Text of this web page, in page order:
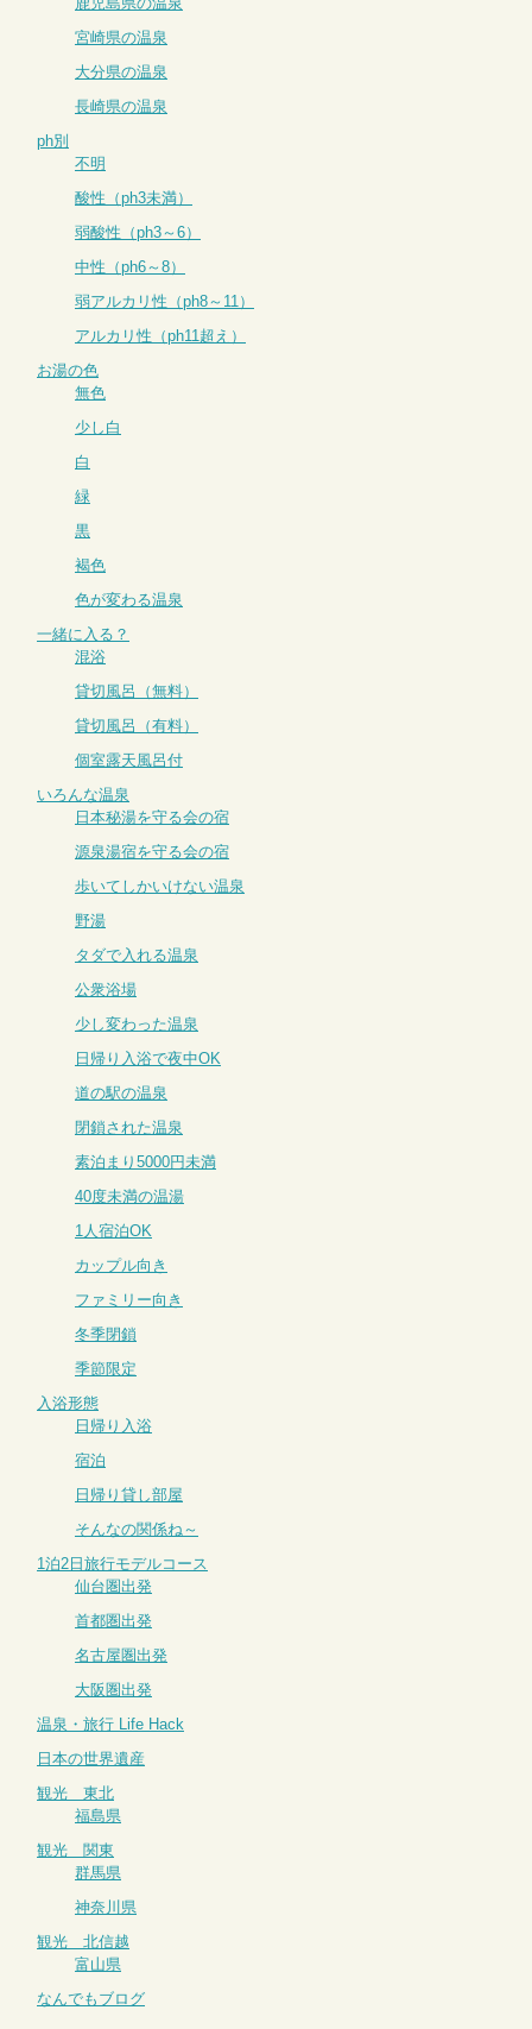
宮崎県の温泉
大分県の温泉
長崎県の温泉
ph別
不明
酸性（ph3未満）
弱酸性（ph3～6）
中性（ph6～8）
弱アルカリ性（ph8～11）
アルカリ性（ph11超え）
お湯の色
無色
少し白
白
緑
黒
褐色
色が変わる温泉
一緒に入る？
混浴
貸切風呂（無料）
貸切風呂（有料）
個室露天風呂付
いろんな温泉
日本秘湯を守る会の宿
源泉湯宿を守る会の宿
歩いてしかいけない温泉
野湯
タダで入れる温泉
公衆浴場
少し変わった温泉
日帰り入浴で夜中OK
道の駅の温泉
閉鎖された温泉
素泊まり5000円未満
40度未満の温湯
1人宿泊OK
カップル向き
ファミリー向き
冬季閉鎖
季節限定
入浴形態
日帰り入浴
宿泊
日帰り貸し部屋
そんなの関係ね～
1泊2日旅行モデルコース
仙台圏出発
首都圏出発
名古屋圏出発
大阪圏出発
温泉・旅行 Life Hack
日本の世界遺産
観光 東北
福島県
観光 関東
群馬県
神奈川県
観光 北信越
富山県
なんでもブログ